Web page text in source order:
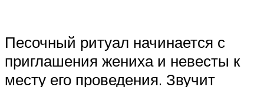
Песочный ритуал начинается с
приглашения жениха и невесты к
месту его проведения. Звучит